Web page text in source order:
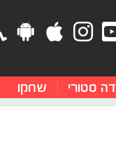
דה סטורי שחקו